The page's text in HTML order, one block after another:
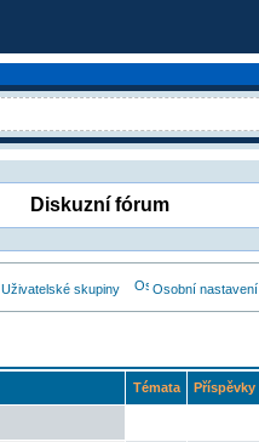
Diskuzní fórum
Uživatelské skupiny Osobní nastavení
Témata Příspěvky